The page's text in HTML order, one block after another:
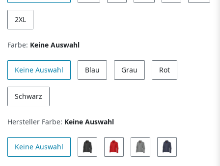
2XL
Farbe: Keine Auswahl
Keine Auswahl Blau Grau Rot
Schwarz
Hersteller Farbe: Keine Auswahl
Keine Auswahl